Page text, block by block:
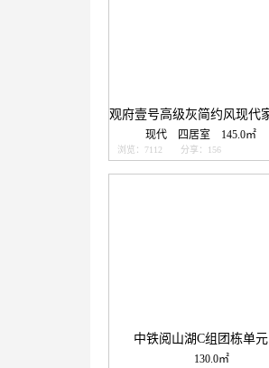
现代 四居室 145.0㎡
浏览：7112 分享：156
中铁阅山湖C组团栋单元
130.0㎡